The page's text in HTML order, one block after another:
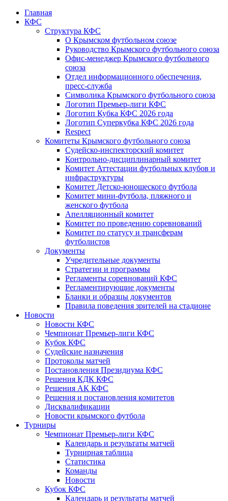
Главная
КФС
Структура КФС
О Крымском футбольном союзе
Руководство Крымского футбольного союза
Офис-менеджер Крымского футбольного
союза
Отдел информационного обеспечения,
пресс-служба
Символика Крымского футбольного союза
Логотип Премьер-лиги КФС
Логотип Кубка КФС 2026 года
Логотип Суперкубка КФС 2026 года
Respect
Комитеты Крымского футбольного союза
Судейско-инспекторский комитет
Контрольно-дисциплинарный комитет
Комитет Аттестации футбольных клубов и
инфраструктуры
Комитет Детско-юношеского футбола
Комитет мини-футбола, пляжного и
женского футбола
Апелляционный комитет
Комитет по проведению соревнований
Комитет по статусу и трансферам
футболистов
Документы
Учредительные документы
Стратегии и программы
Регламенты соревнований КФС
Регламентирующие документы
Бланки и образцы документов
Правила поведения зрителей на стадионе
Новости
Новости КФС
Чемпионат Премьер-лиги КФС
Кубок КФС
Судейские назначения
Протоколы матчей
Постановления Президиума КФС
Решения КДК КФС
Решения АК КФС
Решения и постановления комитетов
Дисквалификации
Новости крымского футбола
Турниры
Чемпионат Премьер-лиги КФС
Календарь и результаты матчей
Турнирная таблица
Статистика
Команды
Новости
Кубок КФС
Календарь и результаты матчей